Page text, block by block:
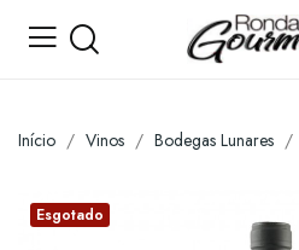
Início Vinos Bodegas Lunares
Esgotado